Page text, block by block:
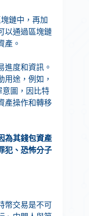
鏈中，再加
以通過區塊鏈
產。
進度和資訊。
用途，例如，
圖，因比特
產操作和轉移
為其錢包資產
犯、恐怖分子
幣交易是不可